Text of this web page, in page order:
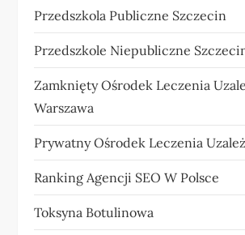
Przedszkola Publiczne Szczecin
Przedszkole Niepubliczne
Zamknięty Ośrodek Leczenia
Warszawa
Prywatny Ośrodek Leczenia
Ranking Agencji SEO W Polsce
Toksyna Botulinowa